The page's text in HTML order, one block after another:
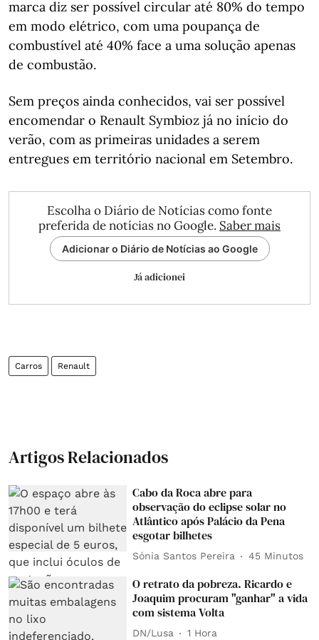
marca diz ser possível circular até 80% do tempo
em modo elétrico, com uma poupança de
combustível até 40% face a uma solução apenas
de combustão.
Sem preços ainda conhecidos, vai ser possível
encomendar o Renault Symbioz já no início do
verão, com as primeiras unidades a serem
entregues em território nacional em Setembro.
Escolha o Diário de Notícias como fonte
preferida de notícias no Google. Saber mais
Adicionar o Diário de Notícias ao Google
Já adicionei
Carros Renault
Artigos Relacionados
Cabo da Roca abre para
observação do eclipse solar no
Atlântico após Palácio da Pena
esgotar bilhetes
Sónia Santos Pereira 45 Minutos
O retrato da pobreza. Ricardo e
Joaquim procuram "ganhar" a vida
com sistema Volta
DN/Lusa 1 Hora